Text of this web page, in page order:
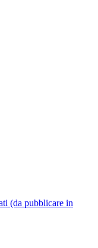
(da pubblicare in